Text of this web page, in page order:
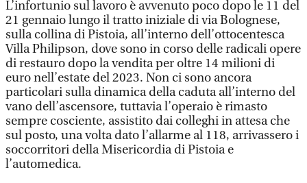
L’infortunio sul lavoro è avvenuto poco dopo le 11 del
21 gennaio lungo il tratto iniziale di via Bolognese,
sulla collina di Pistoia, all’interno dell’ottocentesca
Villa Philipson, dove sono in corso delle radicali opere
di restauro dopo la vendita per oltre 14 milioni di
euro nell’estate del 2023. Non ci sono ancora
particolari sulla dinamica della caduta all’interno del
vano dell’ascensore, tuttavia l’operaio è rimasto
sempre cosciente, assistito dai colleghi in attesa che
sul posto, una volta dato l’allarme al 118, arrivassero i
soccorritori della Misericordia di Pistoia e
l’automedica.